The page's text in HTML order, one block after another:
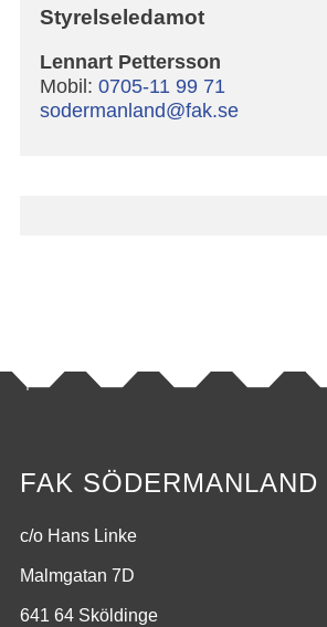
Styrelseledamot
Lennart Pettersson
Mobil: 0705-11 99 71
sodermanland@fak.se
FAK SÖDERMANLAND
c/o Hans Linke
Malmgatan 7D
641 64 Sköldinge